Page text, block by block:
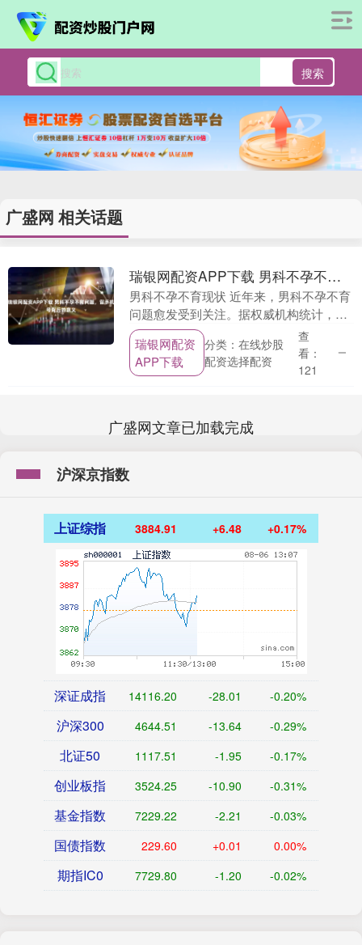
搜索
广盛网 相关话题
瑞银网配资APP下载 男科不孕不育问题，留手机号背后的意义
男科不孕不育现状 近年来，男科不孕不育
问题愈发受到关注。据权威机构统计，在
婚后不孕不育的案例中，男方因素导致的
比例逐渐上升。男科不孕不育的原因多种
多样，包括精子....
瑞银网配资
APP下载
分类：在线炒股
配资选择配资
查
看：
121
广盛网文章已加载完成
沪深京指数
上证综指 3884.91 +6.48 +0.17%
深证成指 14116.20 -28.01 -0.20%
沪深300 4644.51 -13.64 -0.29%
北证50 1117.51 -1.95 -0.17%
创业板指 3524.25 -10.90 -0.31%
基金指数 7229.22 -2.21 -0.03%
国债指数 229.60 +0.01 0.00%
期指IC0 7729.80 -1.20 -0.02%